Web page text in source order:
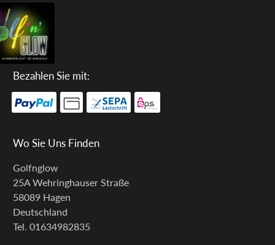
Bezahlen Sie mit:
Wo Sie Uns Finden
Golfnglow
25A Wehringhauser Straße
58089 Hagen
Deutschland
Tel. 01634982835